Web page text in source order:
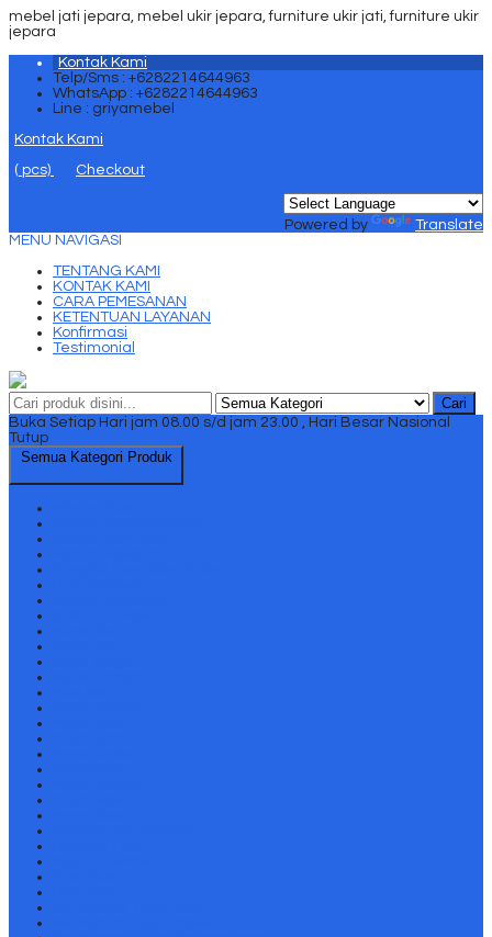
mebel jati jepara, mebel ukir jepara, furniture ukir jati, furniture ukir
jepara
Kontak Kami
Telp/Sms : +6282214644963
WhatsApp : +6282214644963
Line : griyamebel
Kontak Kami
( pcs) Checkout
Powered by
Translate
MENU NAVIGASI
TENTANG KAMI
KONTAK KAMI
CARA PEMESANAN
KETENTUAN LAYANAN
Konfirmasi
Testimonial
Cari
Buka Setiap Hari jam 08.00 s/d jam 23.00 , Hari Besar Nasional
Tutup
Semua Kategori Produk